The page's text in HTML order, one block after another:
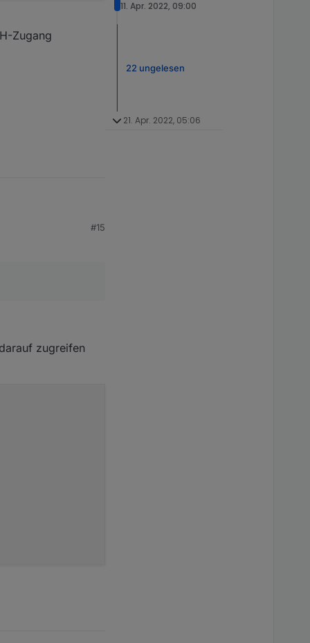
Zugang
or disklabel
usbmount add' failed with exit code 1.
#15
zugreifen
11. Apr. 2022, 09:00
22 ungelesen
21. Apr. 2022, 05:06